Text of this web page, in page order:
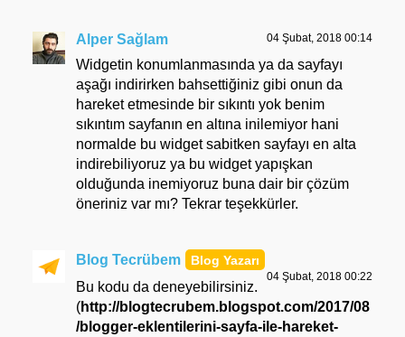
Alper Sağlam 04 Şubat, 2018 00:14
Widgetin konumlanmasında ya da sayfayı
aşağı indirirken bahsettiğiniz gibi onun da
hareket etmesinde bir sıkıntı yok benim
sıkıntım sayfanın en altına inilemiyor hani
normalde bu widget sabitken sayfayı en alta
indirebiliyoruz ya bu widget yapışkan
olduğunda inemiyoruz buna dair bir çözüm
öneriniz var mı? Tekrar teşekkürler.
Blog Tecrübem
04 Şubat, 2018 00:22
Bu kodu da deneyebilirsiniz.
(http://blogtecrubem.blogspot.com/2017/08
/blogger-eklentilerini-sayfa-ile-hareket-